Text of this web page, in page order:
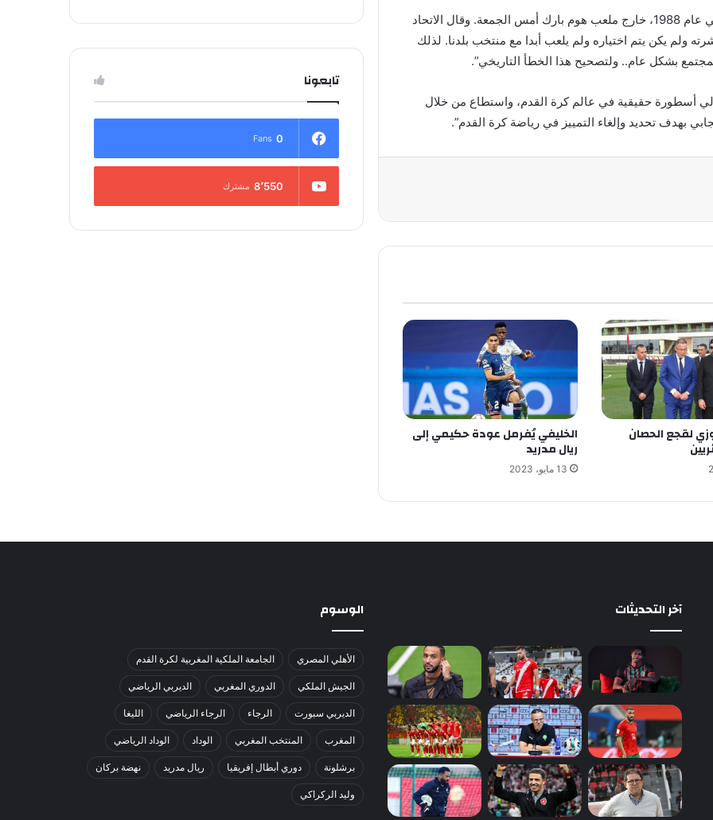
وكشف نادي بليموث النقاب عن تمثال ليزلي الذي توفي عام 1988، خارج ملعب هوم بارك أمس الجمعة. وقال الاتحاد
ولم يكن يتم اختياره ولم يلعب أبدا مع منتخب بلدنا. لذلك
بشكل عام.. ولتصحيح هذا الخطأ التاريخي”.
أسطورة حقيقية في عالم كرة القدم، واستطاع من خلال
بهدف تحديد وإلغاء التمييز في رياضة كرة القدم”.
لقجع الحصان الخليفي يُفرمل عودة حكيمي إلى
ريال مدريد
13 مايو، 2023
تابعونا
0
Fans
8٬550 مشترك
آخر التحديثات الوسوم
الأهلي المصري الجامعة الملكية المغربية لكرة القدم
الجيش الملكي الدوري المغربي الديربي الرياضي
الديربي سبورت الرجاء الرجاء الرياضي الليغا
المغرب المنتخب المغربي الوداد الوداد الرياضي
برشلونة دوري أبطال إفريقيا ريال مدريد نهضة بركان
وليد الركراكي